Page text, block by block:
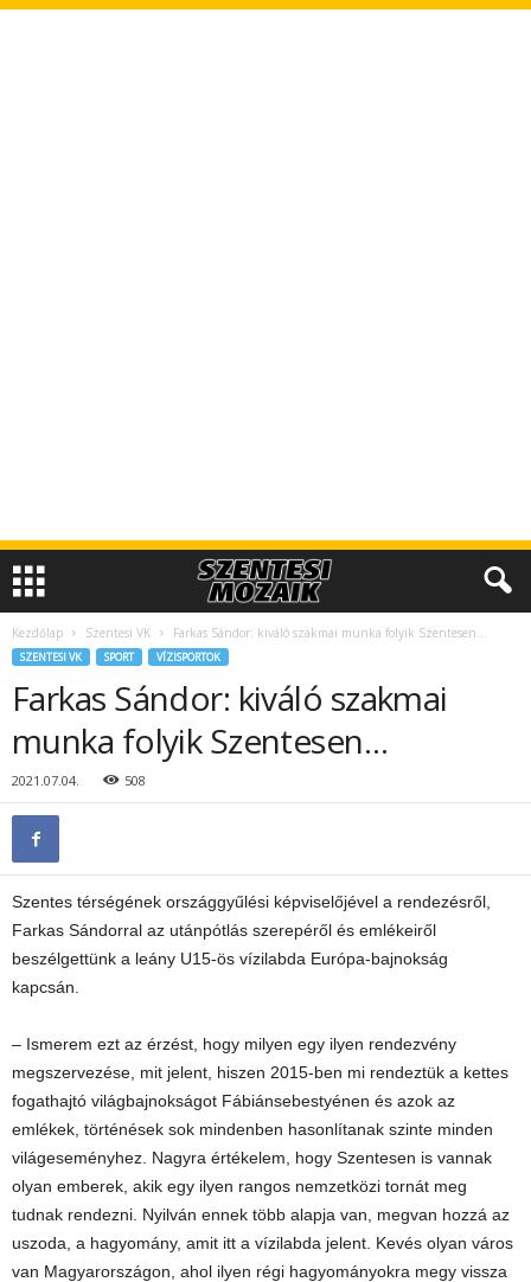
Kezdőlap Szentesi VK Farkas Sándor: kiváló szakmai munka folyik Szentesen…
SZENTESI VK SPORT VÍZISPORTOK
Farkas Sándor: kiváló szakmai
munka folyik Szentesen…
2021.07.04. 508
Szentes térségének országgyűlési képviselőjével a rendezésről,
Farkas Sándorral az utánpótlás szerepéről és emlékeiről
beszélgettünk a leány U15-ös vízilabda Európa-bajnokság
kapcsán.
– Ismerem ezt az érzést, hogy milyen egy ilyen rendezvény
megszervezése, mit jelent, hiszen 2015-ben mi rendeztük a kettes
fogathajtó világbajnokságot Fábiánsebestyénen és azok az
emlékek, történések sok mindenben hasonlítanak szinte minden
világeseményhez. Nagyra értékelem, hogy Szentesen is vannak
olyan emberek, akik egy ilyen rangos nemzetközi tornát meg
tudnak rendezni. Nyilván ennek több alapja van, megvan hozzá az
uszoda, a hagyomány, amit itt a vízilabda jelent. Kevés olyan város
van Magyarországon, ahol ilyen régi hagyományokra megy vissza